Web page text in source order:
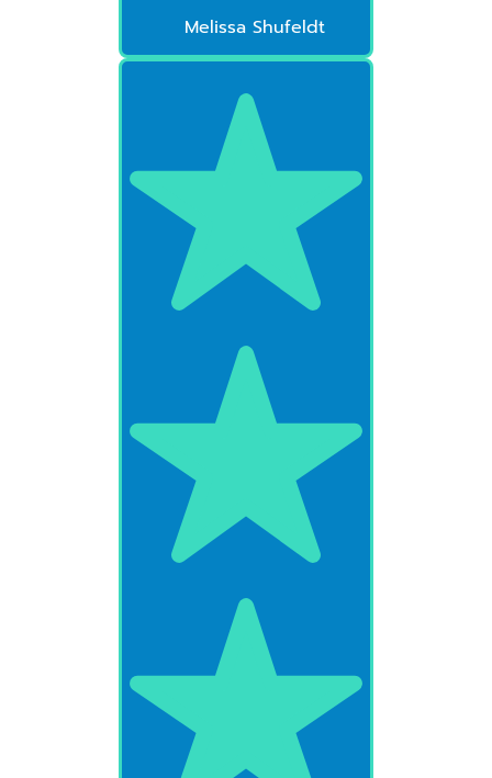
Melissa Shufeldt